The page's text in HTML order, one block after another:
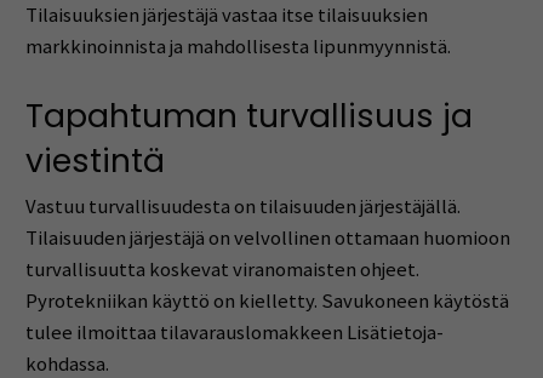
Tilaisuuksien järjestäjä vastaa itse tilaisuuksien
markkinoinnista ja mahdollisesta lipunmyynnistä.
Tapahtuman turvallisuus ja
viestintä
Vastuu turvallisuudesta on tilaisuuden järjestäjällä.
Tilaisuuden järjestäjä on velvollinen ottamaan huomioon
turvallisuutta koskevat viranomaisten ohjeet.
Pyrotekniikan käyttö on kielletty. Savukoneen käytöstä
tulee ilmoittaa tilavarauslomakkeen Lisätietoja-
kohdassa.